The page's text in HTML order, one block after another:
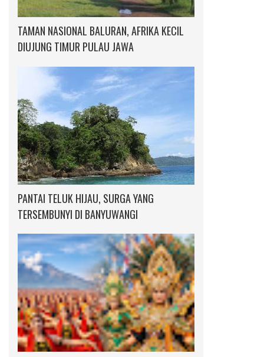
TAMAN NASIONAL BALURAN, AFRIKA KECIL
DIUJUNG TIMUR PULAU JAWA
PANTAI TELUK HIJAU, SURGA YANG
TERSEMBUNYI DI BANYUWANGI